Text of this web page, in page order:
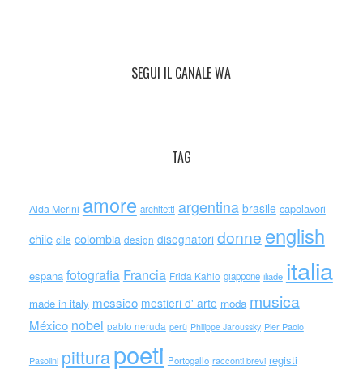
SEGUI IL CANALE WA
TAG
Alda Merini amore architetti argentina brasile capolavori
chile cile colombia design disegnatori donne english
espana fotografia Francia Frida Kahlo giappone iliade italia
made in italy messico mestieri d' arte moda musica
México nobel pablo neruda perù Philippe Jaroussky Pier Paolo
Pasolini pitturapoeti Portogallo racconti brevi registi